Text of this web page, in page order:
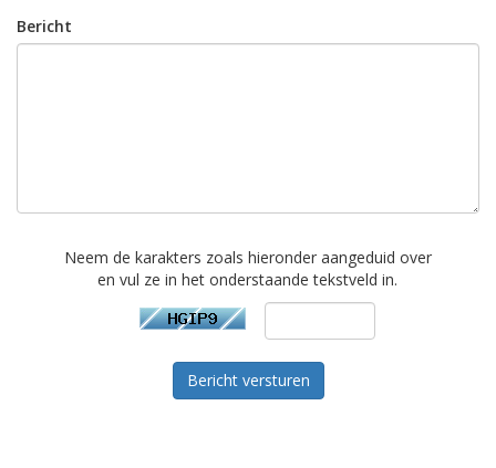
Bericht
Neem de karakters zoals hieronder aangeduid over
en vul ze in het onderstaande tekstveld in.
Bericht versturen